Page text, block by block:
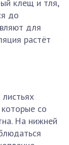
клещ и тля,
до
для
растёт
со
На нижней